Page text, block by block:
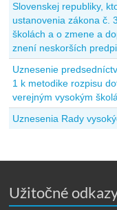
Slovenskej republiky,
ustanovenia zákona č.
školách a o zmene a
znení neskorších
Uznesenie
1 k metodike rozpisu
verejným vysokým
Uznesenia Rady
Užitočné